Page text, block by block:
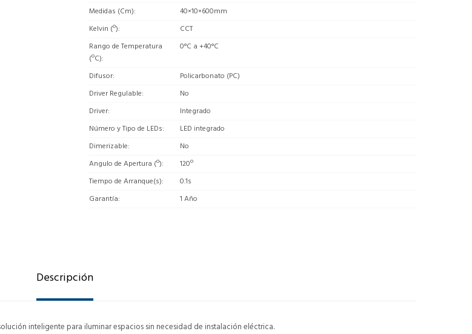
Medidas (Cm)
40×10×600mm
Kelvin (º)
CCT
Rango de Temperatura
(ºC)
0°C a +40°C
Difusor
Policarbonato (PC)
Driver Regulable
No
Driver
Integrado
Número y Tipo de LEDs
LED integrado
Dimerizable
No
Angulo de Apertura (º)
120º
Tiempo de Arranque(s)
0.1s
Garantía
1 Año
Descripción
inteligente para iluminar espacios sin necesidad de instalación eléctrica.